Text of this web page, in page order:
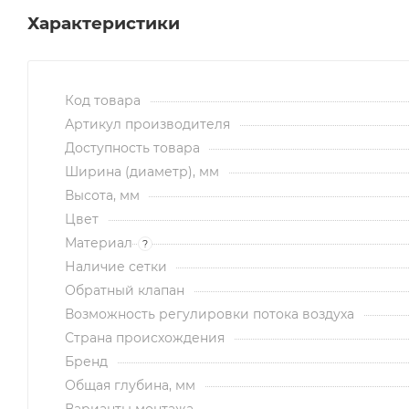
Характеристики
Код товара
Артикул производителя
Доступность товара
Ширина (диаметр), мм
Высота, мм
Цвет
Материал
?
Наличие сетки
Обратный клапан
Возможность регулировки потока воздуха
Страна происхождения
Бренд
Общая глубина, мм